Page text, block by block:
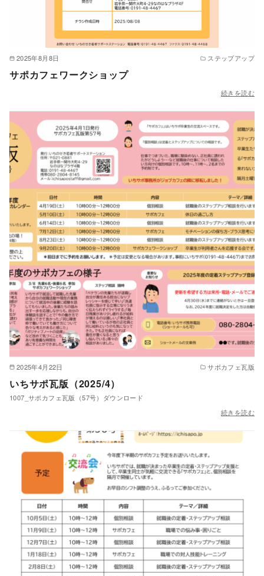
2025年8月8日 ステップアップ
サポカフェワークショップ
続きを読む
2025年4月22日 サポカフェ瓦版
いちサポ瓦版（2025/4）
1007_サポカフェ瓦版（57号）ダウンロード
続きを読む